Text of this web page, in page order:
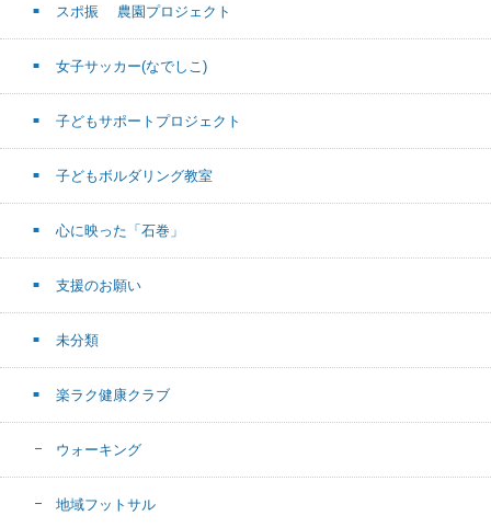
スポ振 農園プロジェクト
女子サッカー(なでしこ)
子どもサポートプロジェクト
子どもボルダリング教室
心に映った「石巻」
支援のお願い
未分類
楽ラク健康クラブ
ウォーキング
地域フットサル